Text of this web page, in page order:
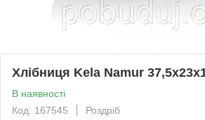
Хлібниця Kela Namur
В наявності
Код: 167545
Роздріб